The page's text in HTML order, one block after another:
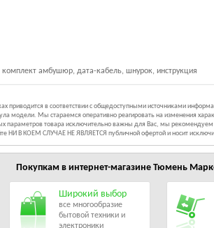
амбушюр, дата-кабель, шнурок, инструкция
приводится в соответствии с общедоступными источниками
модели. Мы стараемся оперативно реагировать на изменения
параметров товара исключительно важны для Вас, мы
НИ В КОЕМ СЛУЧАЕ НЕ ЯВЛЯЕТСЯ публичной офертой и носит
Покупкам в интернет-магазине Тюмень
Широкий выбор
все многообразие
бытовой техники и
электроники